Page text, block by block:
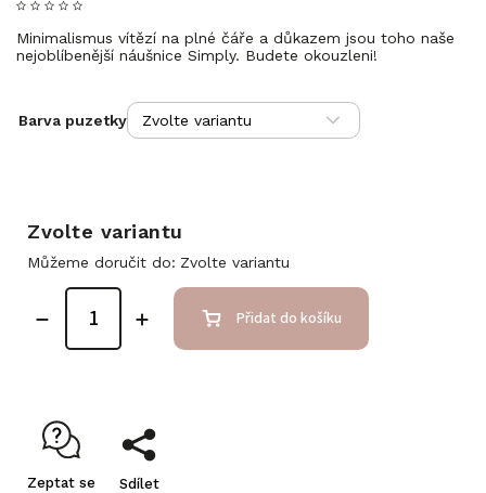
Minimalismus vítězí na plné čáře a důkazem jsou toho naše
nejoblíbenější náušnice Simply. Budete okouzleni!
Barva puzetky
Zvolte variantu
Můžeme doručit do: Zvolte variantu
Přidat do košíku
Zeptat se Sdílet